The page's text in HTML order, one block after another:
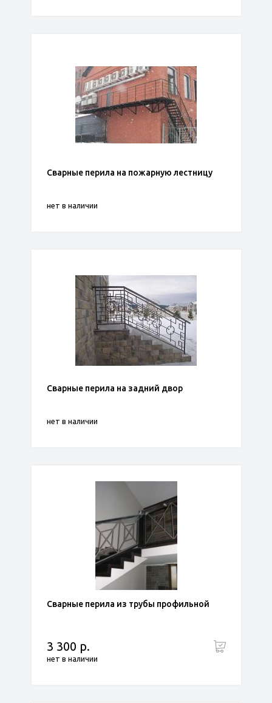
Сварные перила на пожарную лестницу
нет в наличии
Сварные перила на задний двор
нет в наличии
Сварные перила из трубы профильной
3 300 р.
нет в наличии